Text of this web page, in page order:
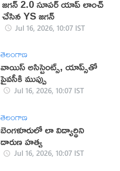
జగన్‌ 2.0 సూపర్‌ యాప్‌ లాంచ్
చేసిన YS జగన్‌
Jul 16, 2026, 10:07 IST
తెలంగాణ
వాయిస్ అసిస్టెంట్స్, యాప్స్‌తో
ప్రైవసీకి ముప్పు
Jul 16, 2026, 10:07 IST
తెలంగాణ
బెంగళూరులో లా విద్యార్థిని
దారుణ హత్య
Jul 16, 2026, 10:07 IST